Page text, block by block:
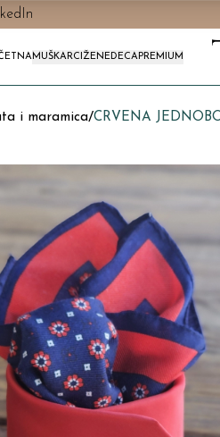
MUŠKARCI ŽENEDECAPREMIUM
i maramica/CRVENA